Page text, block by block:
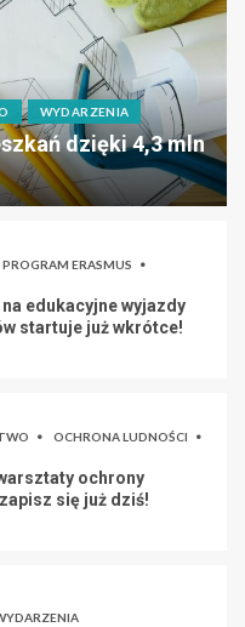
WYDARZENIA
dzięki 4,3 mln
PROGRAM ERASMUS
edukacyjne wyjazdy
startuje już wkrótce!
OCHRONA LUDNOŚCI
ochrony
się już dziś!